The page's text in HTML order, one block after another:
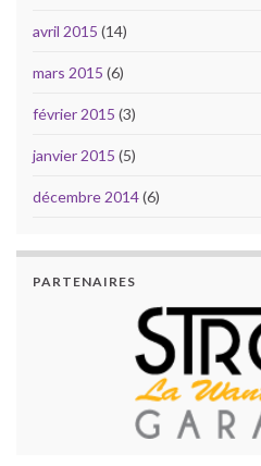
avril 2015 (14)
mars 2015 (6)
février 2015 (3)
janvier 2015 (5)
décembre 2014(6)
PARTENAIRES